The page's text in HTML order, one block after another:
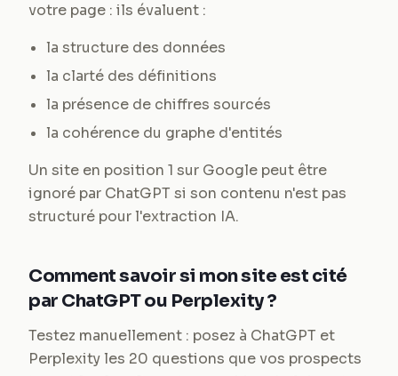
votre page : ils évaluent :
la structure des données
la clarté des définitions
la présence de chiffres sourcés
la cohérence du graphe d'entités
Un site en position 1 sur Google peut être
ignoré par ChatGPT si son contenu n'est pas
structuré pour l'extraction IA.
Comment savoir si mon site est cité
par ChatGPT ou Perplexity ?
Testez manuellement : posez à ChatGPT et
Perplexity les 20 questions que vos prospects